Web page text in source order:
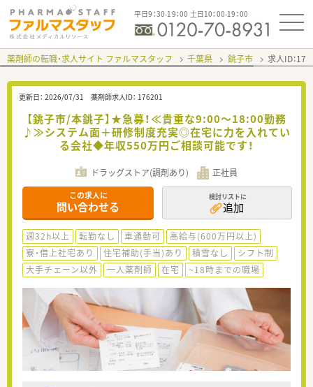
平日9：30-19：00 土日10：00-19：00
薬剤師の転職・求人サイト ファルマスタッフ 千葉県 銚子市 求人ID：
更新日： 2026/07/31 薬剤師求人ID： 176201
【銚子市/本銚子】★急募！≪貴重な9:00～18:00勤務
♪≫システム面＋研修制度充実◎在宅に力を入れてい
る会社◆年収550万円ご相談可能です！
ドラッグストア(調剤あり) 正社員
この求人に
問い合わせる
検討リストに
追加
週32h以上 転勤なし 車通勤可
高給与(600万円以上)
寮・借上社宅あり
住宅補助(手当)あり 積雪なし
シフト制
大手チェーン以外
一人薬剤師 在宅 ~18時までの職場